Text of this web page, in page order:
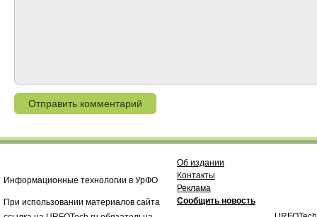
Информационные технологии в УрФО
При использовании материалов сайта
Об издании
Контакты
Реклама
Сообщить новость